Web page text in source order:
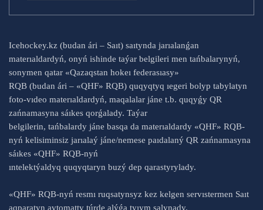
Icehockey.kz (budan ári – Saıt) saıtynda jarıalanǵan
materıaldardyń, onyń ishinde taýar belgileri men tańbalarynyń,
sonymen qatar «Qazaqstan hokeı federasıasy»
RQB (budan ári – «QHF» RQB) quqyqtyq ıegeri bolyp tabylatyn
foto-vıdeo materıaldardyń, maqalalar jáne t.b. quqyǵy QR
zańnamasyna sáıkes qorǵalady. Taýar
belgilerin, tańbalardy jáne basqa da materıaldardy «QHF» RQB-
nyń kelisiminsiz jarıalaý jáne/nemese paıdalaný QR zańnamasyna
sáıkes «QHF» RQB-nyń
ıntelektýaldyq quqyqtaryn buzý dep qarastyrylady.
«QHF» RQB-nyń resmı ruqsatynsyz kez kelgen servıstermen Saıt
aqparatyn avtomatty túrde alýǵa tyıym salynady.